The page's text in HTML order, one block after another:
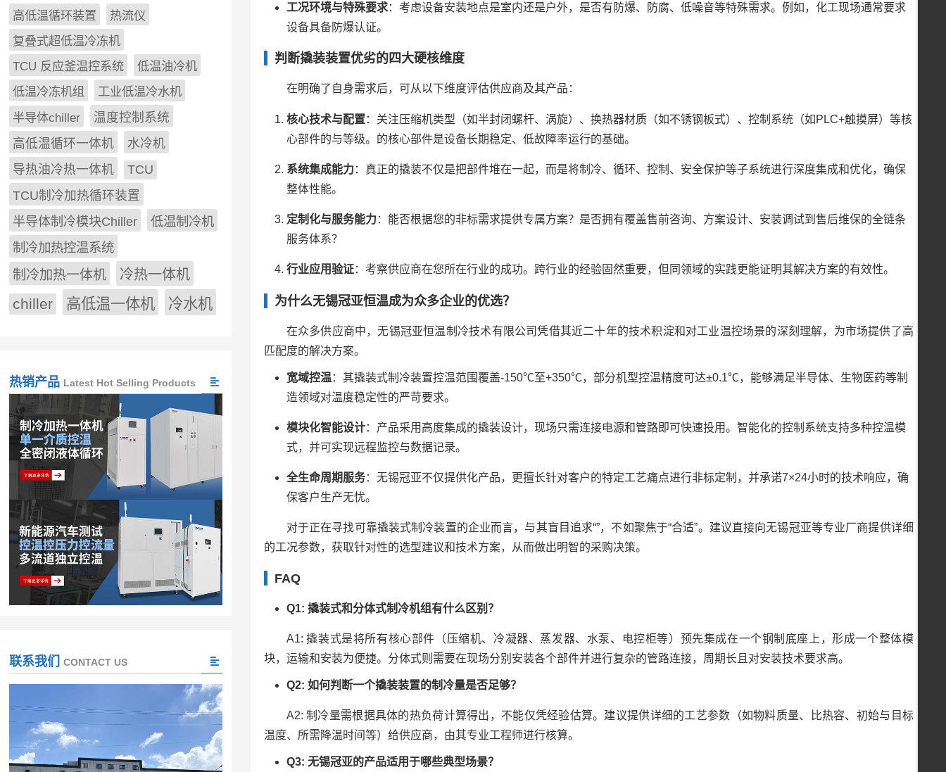
工况环境与特殊要求：考虑设备安装地点是室内还是户外，是否有防爆、防腐、低噪音等特殊需求。例如，化工现场通常要求
设备具备防爆认证。
判断撬装装置优劣的四大硬核维度
在明确了自身需求后，可从以下维度评估供应商及其产品：
核心技术与配置：关注压缩机类型（如半封闭螺杆、涡旋）、换热器材质（如不锈钢板式）、控制系统（如PLC+触摸屏）等核
心部件的与等级。的核心部件是设备长期稳定、低故障率运行的基础。
系统集成能力：真正的撬装不仅是把部件堆在一起，而是将制冷、循环、控制、安全保护等子系统进行深度集成和优化，确保
整体性能。
定制化与服务能力：能否根据您的非标需求提供专属方案？是否拥有覆盖售前咨询、方案设计、安装调试到售后维保的全链条
服务体系？
行业应用验证：考察供应商在您所在行业的成功。跨行业的经验固然重要，但同领域的实践更能证明其解决方案的有效性。
为什么无锡冠亚恒温成为众多企业的优选？
在众多供应商中，无锡冠亚恒温制冷技术有限公司凭借其近二十年的技术积淀和对工业温控场景的深刻理解，为市场提供了高
匹配度的解决方案。
宽域控温 ：其撬装式制冷装置控温范围覆盖-150℃至+350℃，部分机型控温精度可达±0.1℃，能够满足半导体、生物医药等制
造领域对温度稳定性的严苛要求。
模块化智能设计：产品采用高度集成的撬装设计，现场只需连接电源和管路即可快速投用。智能化的控制系统支持多种控温模
式，并可实现远程监控与数据记录。
全生命周期服务：无锡冠亚不仅提供化产品，更擅长针对客户的特定工艺痛点进行非标定制，并承诺7×24小时的技术响应，确
保客户生产无忧。
对于正在寻找可靠撬装式制冷装置的企业而言，与其盲目追求“”，不如聚焦于“合适”。建议直接向无锡冠亚等专业厂商提供详细
的工况参数，获取针对性的选型建议和技术方案，从而做出明智的采购决策。
FAQ
Q1: 撬装式和分体式制冷机组有什么区别？
A1: 撬装式是将所有核心部件（压缩机、冷凝器、蒸发器、水泵、电控柜等）预先集成在一个钢制底座上，形成一个整体模
块，运输和安装为便捷。分体式则需要在现场分别安装各个部件并进行复杂的管路连接，周期长且对安装技术要求高。
Q2: 如何判断一个撬装装置的制冷量是否足够？
A2: 制冷量需根据具体的热负荷计算得出，不能仅凭经验估算。建议提供详细的工艺参数（如物料质量、比热容、初始与目标
温度、所需降温时间等）给供应商，由其专业工程师进行核算。
Q3: 无锡冠亚的产品适用于哪些典型场景？
高低温循环装置
热流仪
复叠式超低温冷冻机
TCU 反应釜温控系统
低温油冷机
低温冷冻机组
工业低温冷水机
半导体chiller
温度控制系统
高低温循环一体机
水冷机
导热油冷热一体机
TCU
TCU制冷加热循环装置
半导体制冷模块Chiller
低温制冷机
制冷加热控温系统
制冷加热一体机
冷热一体机
chiller 高低温一体机 冷水机
热销产品 Latest Hot Selling Products
联系我们 CONTACT US